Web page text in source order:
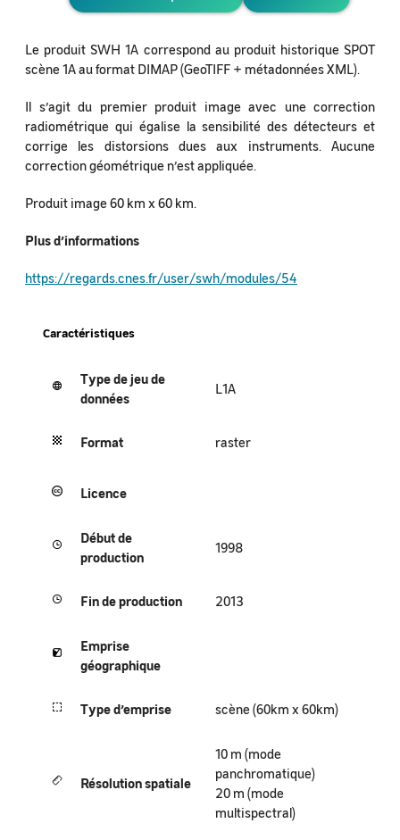
Le produit SWH 1A correspond au produit historique SPOT
scène 1A au format DIMAP (GeoTIFF + métadonnées XML).
Il s’agit du premier produit image avec une correction
radiométrique qui égalise la sensibilité des détecteurs et
corrige les distorsions dues aux instruments. Aucune
correction géométrique n’est appliquée.
Produit image 60 km x 60 km.
Plus d’informations
https://regards.cnes.fr/user/swh/modules/54
Caractéristiques
Type de jeu de
données
L1A
Format raster
Licence
Début de
production
1998
Fin de production 2013
Emprise
géographique
Typed’emprise scène (60km x 60km)
Résolution spatiale
10 m (mode
panchromatique)
20 m (mode
multispectral)